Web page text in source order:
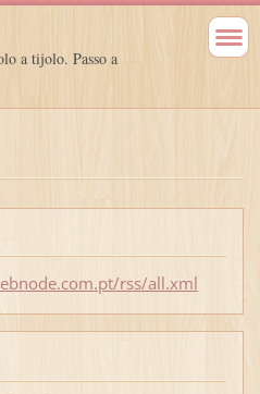
a tijolo. Passo a
rss/all.xml